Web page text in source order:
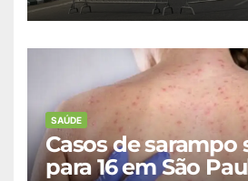
SAÚDE
Casos de sarampo
para 16 em São